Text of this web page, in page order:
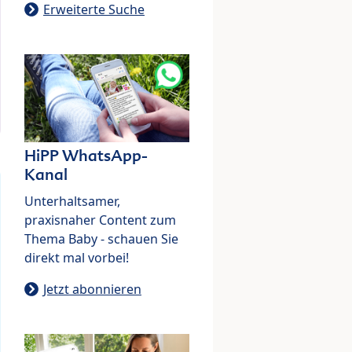
Erweiterte Suche
HiPP WhatsApp-
Kanal
Unterhaltsamer,
praxisnaher Content zum
Thema Baby - schauen Sie
direkt mal vorbei!
Jetzt abonnieren